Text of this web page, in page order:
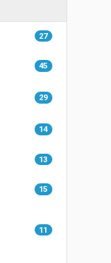
27
45
29
14
13
15
11